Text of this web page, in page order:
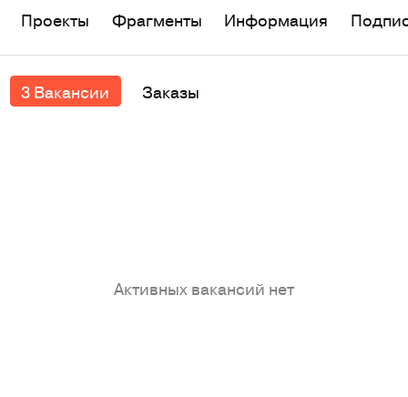
Проекты Фрагменты Информация
3 Вакансии Заказы
Активных вакансий нет